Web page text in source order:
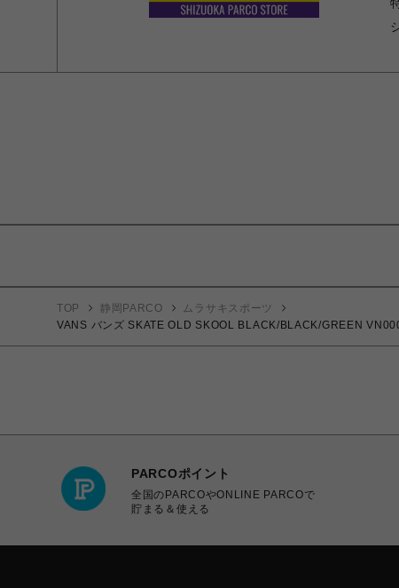
TOP 静岡PARCO
ムラサキスポーツ
VANS バンズ SKATE OLD SKOOL BLACK/BLACK/GREEN
PARCOポイント
全国のPARCOやONLINE PARCOで
貯まる＆使える